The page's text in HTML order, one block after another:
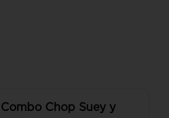
Combo Chop Suey y